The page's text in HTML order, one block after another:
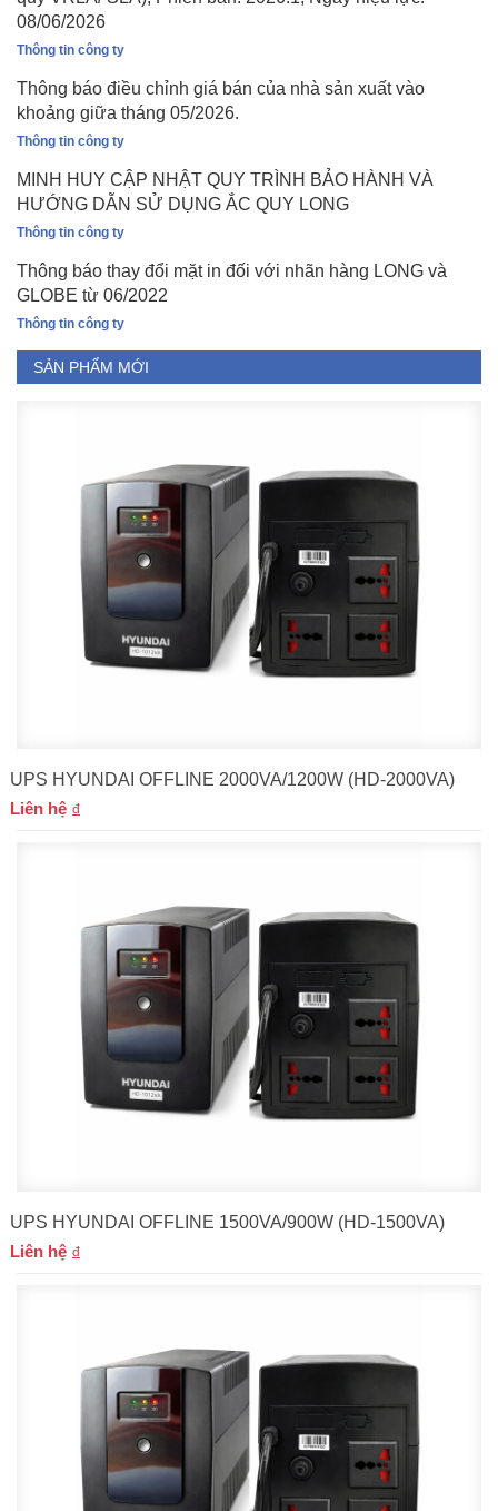
08/06/2026
Thông tin công ty
Thông báo điều chỉnh giá bán của nhà sản xuất vào
khoảng giữa tháng 05/2026.
Thông tin công ty
MINH HUY CẬP NHẬT QUY TRÌNH BẢO HÀNH VÀ
HƯỚNG DẪN SỬ DỤNG ẮC QUY LONG
Thông tin công ty
Thông báo thay đổi mặt in đối với nhãn hàng LONG và
GLOBE từ 06/2022
Thông tin công ty
SẢN PHẨM MỚI
UPS HYUNDAI OFFLINE 2000VA/1200W (HD-2000VA)
Liên hệ
UPS HYUNDAI OFFLINE 1500VA/900W (HD-1500VA)
Liên hệ